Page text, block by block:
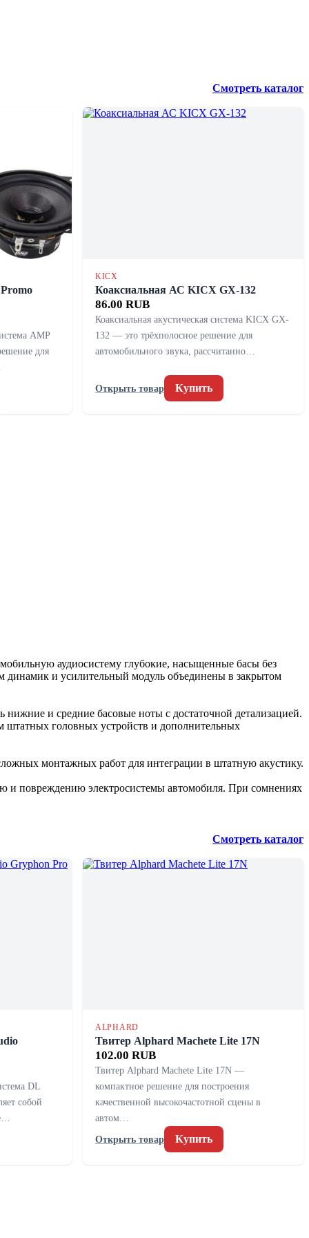
Смотреть каталог
AMP
для
KICX
Коаксиальная АС KICX GX-132
86.00 RUB
Коаксиальная акустическая система KICX GX-
132 — это трёхполосное решение для
автомобильного звука, рассчитанно…
Открыть товар Купить
аудиосистему глубокие, насыщенные басы без
динамик и усилительный модуль объединены в закрытом
нижние и средние басовые ноты с достаточной детализацией.
штатных головных устройств и дополнительных
монтажных работ для интеграции в штатную акустику.
и повреждению электросистемы автомобиля. При сомнениях
Смотреть каталог
DL
собой
ALPHARD
Твитер Alphard Machete Lite 17N
102.00 RUB
Твитер Alphard Machete Lite 17N —
компактное решение для построения
качественной высокочастотной сцены в
автом…
Открыть товар
Купить